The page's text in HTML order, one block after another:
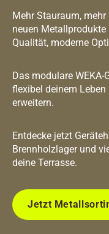
Mehr Stauraum,
neuen
Qualität, moderne
Das modulare
flexibel deinem
erweitern.
Entdecke jetzt
Brennholzlager und
deine Terrasse.
Jetzt